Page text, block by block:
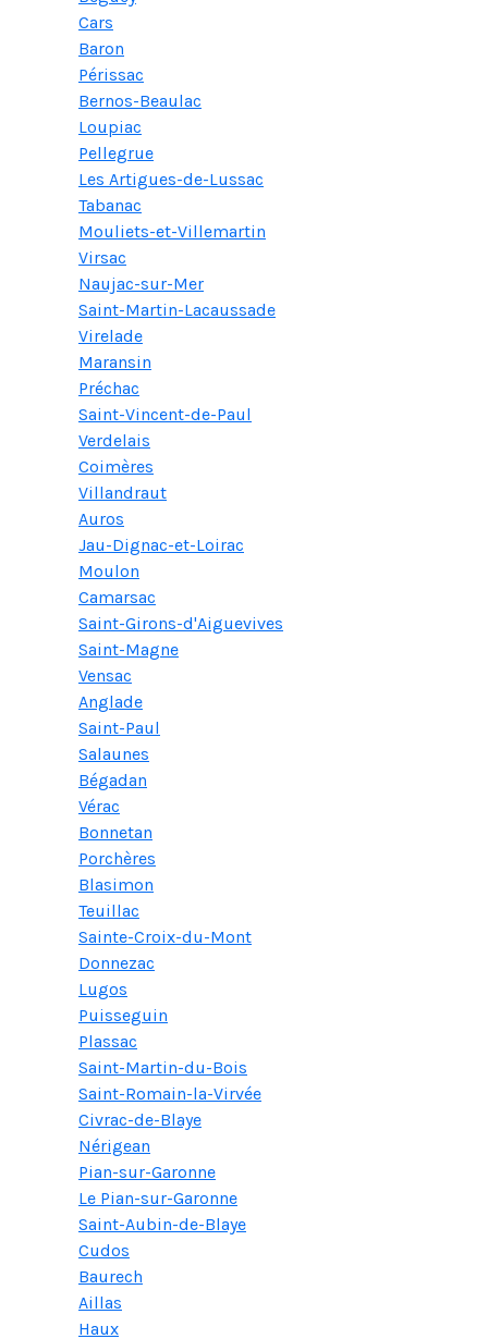
Cars
Baron
Périssac
Bernos-Beaulac
Loupiac
Pellegrue
Les Artigues-de-Lussac
Tabanac
Mouliets-et-Villemartin
Virsac
Naujac-sur-Mer
Saint-Martin-Lacaussade
Virelade
Maransin
Préchac
Saint-Vincent-de-Paul
Verdelais
Coimères
Villandraut
Auros
Jau-Dignac-et-Loirac
Moulon
Camarsac
Saint-Girons-d'Aiguevives
Saint-Magne
Vensac
Anglade
Saint-Paul
Salaunes
Bégadan
Vérac
Bonnetan
Porchères
Blasimon
Teuillac
Sainte-Croix-du-Mont
Donnezac
Lugos
Puisseguin
Plassac
Saint-Martin-du-Bois
Saint-Romain-la-Virvée
Civrac-de-Blaye
Nérigean
Pian-sur-Garonne
Le Pian-sur-Garonne
Saint-Aubin-de-Blaye
Cudos
Baurech
Aillas
Haux